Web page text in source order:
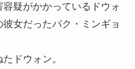
疑がかかっているドウォ
女だったパク・ミンギョ
ドウォン。